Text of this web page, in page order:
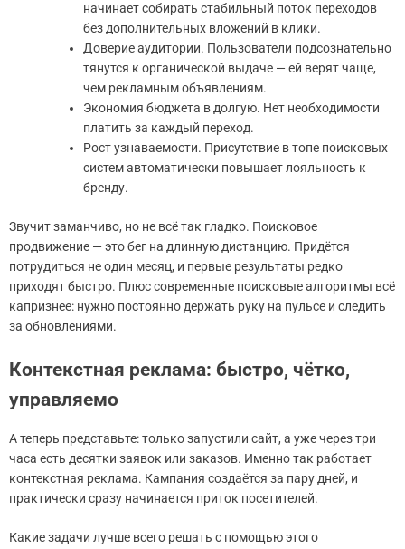
начинает собирать стабильный поток переходов
без дополнительных вложений в клики.
Доверие аудитории. Пользователи подсознательно
тянутся к органической выдаче — ей верят чаще,
чем рекламным объявлениям.
Экономия бюджета в долгую. Нет необходимости
платить за каждый переход.
Рост узнаваемости. Присутствие в топе поисковых
систем автоматически повышает лояльность к
бренду.
Звучит заманчиво, но не всё так гладко. Поисковое
продвижение — это бег на длинную дистанцию. Придётся
потрудиться не один месяц, и первые результаты редко
приходят быстро. Плюс современные поисковые алгоритмы всё
капризнее: нужно постоянно держать руку на пульсе и следить
за обновлениями.
Контекстная реклама: быстро, чётко,
управляемо
А теперь представьте: только запустили сайт, а уже через три
часа есть десятки заявок или заказов. Именно так работает
контекстная реклама. Кампания создаётся за пару дней, и
практически сразу начинается приток посетителей.
Какие задачи лучше всего решать с помощью этого